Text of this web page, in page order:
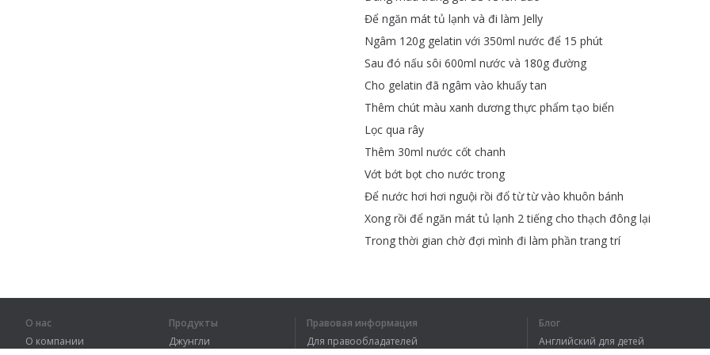
Để ngăn mát tủ lạnh và đi làm Jelly
Ngâm 120g gelatin với 350ml nước để 15 phút
Sau đó nấu sôi 600ml nước và 180g đường
Cho gelatin đã ngâm vào khuấy tan
Thêm chút màu xanh dương thực phẩm tạo biển
Lọc qua rây
Thêm 30ml nước cốt chanh
Vớt bớt bọt cho nước trong
Để nước hơi hơi nguội rồi đổ từ từ vào khuôn bánh
Xong rồi để ngăn mát tủ lạnh 2tiếng cho thạch đông lại
Trong thời gian chờ đợi mình đi làm phần trang trí
О нас
О компании
Продукты
Джунгли
Правовая информация
Для правообладателей
Блог
Английский для детей